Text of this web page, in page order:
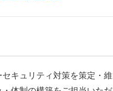
キュリティ対策を策定・維